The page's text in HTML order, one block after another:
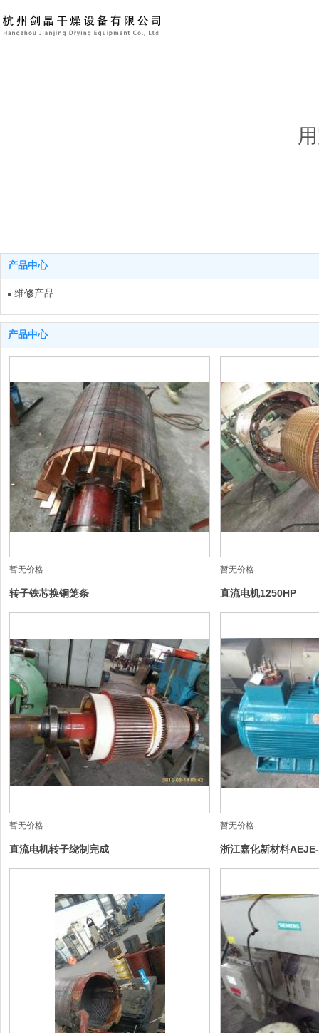
产品中心
维修产品
产品中心
暂无价格
转子铁芯换铜笼条
暂无价格
直流电机1250HP
暂无价格
直流电机转子绕制完成
暂无价格
浙江嘉化新材料